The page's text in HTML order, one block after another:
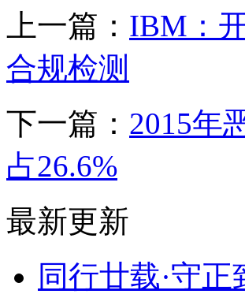
上一篇： IBM：
合规检测
下一篇： 2015年
占26.6%
最新更新
同行廿载·守